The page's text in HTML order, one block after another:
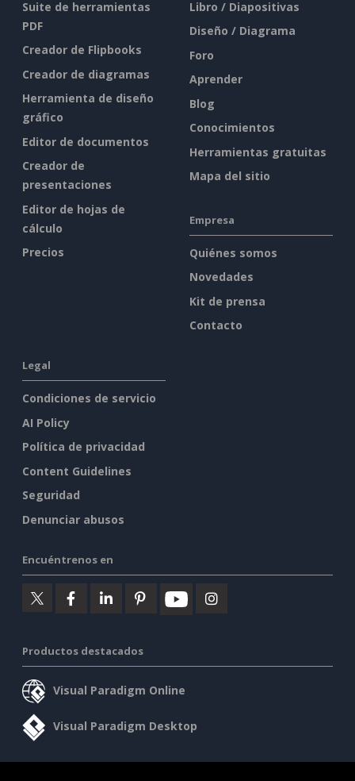
Suite de herramientas
PDF
Creador de Flipbooks
Creador de diagramas
Herramienta de diseño
gráfico
Editor de documentos
Creador de
presentaciones
Editor de hojas de
cálculo
Precios
Libro / Diapositivas
Diseño / Diagrama
Foro
Aprender
Blog
Conocimientos
Herramientas gratuitas
Mapa del sitio
Empresa
Quiénes somos
Novedades
Kit de prensa
Contacto
Legal
Condiciones de servicio
AI Policy
Política de privacidad
Content Guidelines
Seguridad
Denunciar abusos
Encuéntrenos en
Productos destacados
Visual Paradigm Online
Visual Paradigm Desktop